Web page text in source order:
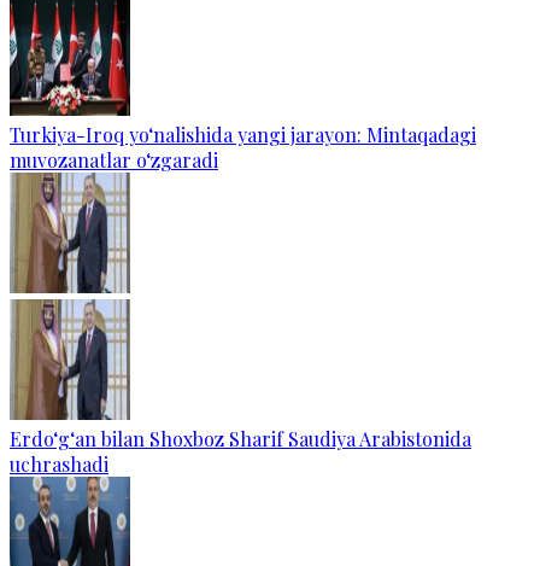
Turkiya-Iroq yo‘nalishida yangi jarayon: Mintaqadagi
muvozanatlar o‘zgaradi
Erdo‘g‘an bilan Shoxboz Sharif Saudiya Arabistonida
uchrashadi